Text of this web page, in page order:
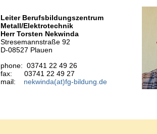
Leiter Berufsbildungszentrum
Metall/Elektrotechnik
Herr Torsten Nekwinda
Stresemannstraße 92
D-08527 Plauen
phone: 03741 22 49 26
fax: 03741 22 49 27
mail: nekwinda(at)fg-bildung.de